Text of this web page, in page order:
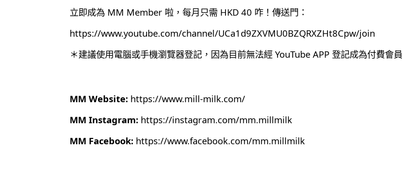
立即成為 MM Member 啦，每月只需 HKD 40 咋！傳送門：
https://www.youtube.com/channel/UCa1d9ZXVMU0BZQRXZHt8Cpw/join
＊建議使用電腦或手機瀏覽器登記，因為目前無法經 YouTube APP 登記成為付費會員
MM Website: https://www.mill-milk.com/
MM Instagram: https://instagram.com/mm.millmilk
MM Facebook: https://www.facebook.com/mm.millmilk